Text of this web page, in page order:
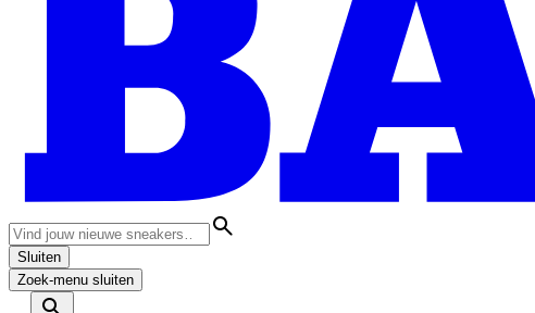
Sluiten
Zoek-menu sluiten